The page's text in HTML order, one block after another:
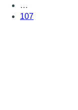
…
107